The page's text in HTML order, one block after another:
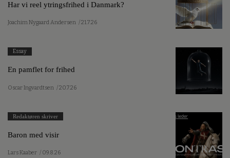
Har vi reel ytringsfrihed i Danmark?
Joachim Nygaard Andersen / 21.7.26
Essay
En pamflet for frihed
Oscar Ingvardtsen / 20.7.26
Redaktøren skriver
Baron med visir
Lars Kaaber / 09.8.26